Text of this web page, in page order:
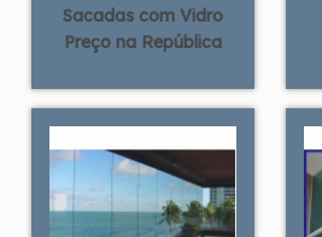
Sacadas com Vidro
Preço na República